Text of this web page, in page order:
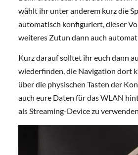
wählt ihr unter anderem kurz die
automatisch konfiguriert, dieser
weiteres Zutun dann auch
Kurz darauf solltet ihr euch dann
wiederfinden, die Navigation dort
über die physischen Tasten der
auch eure Daten für das WLAN
als Streaming-Device zu